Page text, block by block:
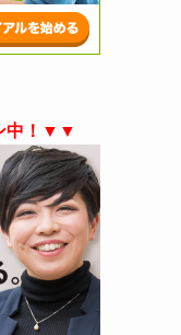
中！▼▼